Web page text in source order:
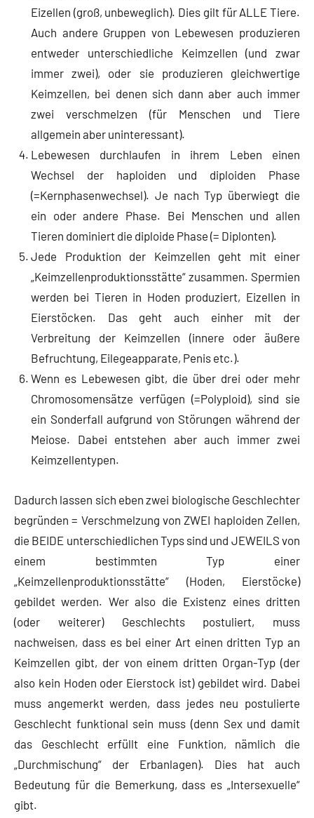
Eizellen (groß, unbeweglich). Dies gilt für ALLE Tiere.
Auch andere Gruppen von Lebewesen produzieren
entweder unterschiedliche Keimzellen (und zwar
immer zwei), oder sie produzieren gleichwertige
Keimzellen, bei denen sich dann aber auch immer
zwei verschmelzen (für Menschen und Tiere
allgemein aber uninteressant).
Lebewesen durchlaufen in ihrem Leben einen
Wechsel der haploiden und diploiden Phase
(=Kernphasenwechsel). Je nach Typ überwiegt die
ein oder andere Phase. Bei Menschen und allen
Tieren dominiert die diploide Phase (= Diplonten).
Jede Produktion der Keimzellen geht mit einer
„Keimzellenproduktionsstätte“ zusammen. Spermien
werden bei Tieren in Hoden produziert, Eizellen in
Eierstöcken. Das geht auch einher mit der
Verbreitung der Keimzellen (innere oder äußere
Befruchtung, Eilegeapparate, Penis etc.).
Wenn es Lebewesen gibt, die über drei oder mehr
Chromosomensätze verfügen (=Polyploid), sind sie
ein Sonderfall aufgrund von Störungen während der
Meiose. Dabei entstehen aber auch immer zwei
Keimzellentypen.
Dadurch lassen sich eben zwei biologische Geschlechter
begründen = Verschmelzung von ZWEI haploiden Zellen,
die BEIDE unterschiedlichen Typs sind und JEWEILS von
einem bestimmten Typ einer
„Keimzellenproduktionsstätte“ (Hoden, Eierstöcke)
gebildet werden. Wer also die Existenz eines dritten
(oder weiterer) Geschlechts postuliert, muss
nachweisen, dass es bei einer Art einen dritten Typ an
Keimzellen gibt, der von einem dritten Organ-Typ (der
also kein Hoden oder Eierstock ist) gebildet wird. Dabei
muss angemerkt werden, dass jedes neu postulierte
Geschlecht funktional sein muss (denn Sex und damit
das Geschlecht erfüllt eine Funktion, nämlich die
„Durchmischung“ der Erbanlagen). Dies hat auch
Bedeutung für die Bemerkung, dass es „Intersexuelle“
gibt.